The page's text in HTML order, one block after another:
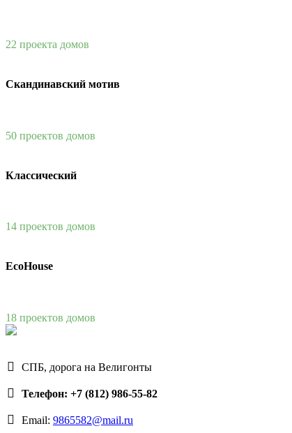
22 проекта домов
Скандинавский мотив
50 проектов домов
Классический
14 проектов домов
EcoHouse
18 проектов домов
СПБ, дорога на Велигонты
Телефон: +7 (812) 986-55-82
Email: 9865582@mail.ru